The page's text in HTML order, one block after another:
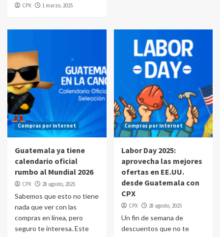
CPX 1 marzo, 2025
Compras por internet
Guatemala ya tiene
calendario oficial
rumbo al Mundial 2026
CPX 28 agosto, 2025
Sabemos que esto no tiene
nada que ver con las
compras en línea, pero
seguro te interesa. Este
Compras por internet
Labor Day 2025:
aprovecha las mejores
ofertas en EE.UU.
desde Guatemala con
CPX
CPX 28 agosto, 2025
Un fin de semana de
descuentos que no te